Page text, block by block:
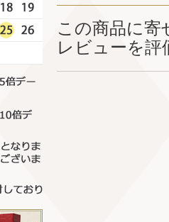
この商品に
レビューを評